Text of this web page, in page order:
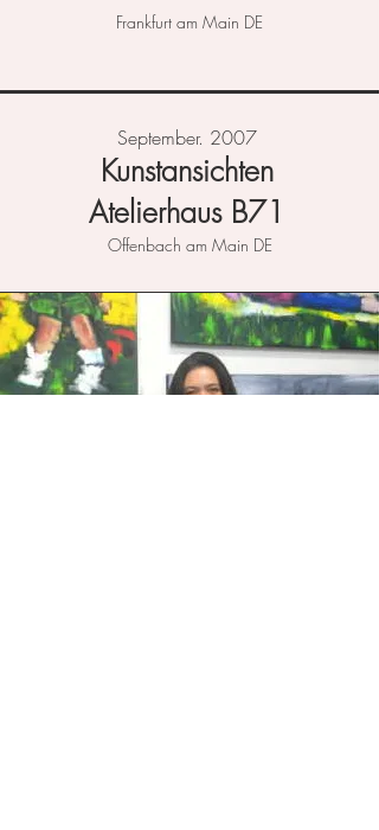
Frankfurt am Main DE
September. 2007
Kunstansichten
Atelierhaus B71
Offenbach am Main DE